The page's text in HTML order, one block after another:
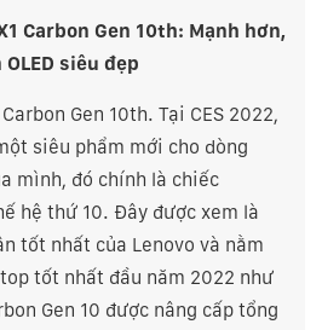
Carbon Gen 10th: Mạnh hơn,
OLED siêu đẹp
Gen 10th. Tại CES 2022,
siêu phẩm mới cho dòng
mình, đó chính là chiếc
hệ thứ 10. Đây được xem là
tốt nhất của Lenovo và nằm
tốt nhất đầu năm 2022 như
Gen 10 được nâng cấp tổng